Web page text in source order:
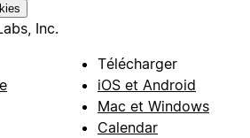
Inc.
Télécharger
iOS et Android
Mac et Windows
Calendar